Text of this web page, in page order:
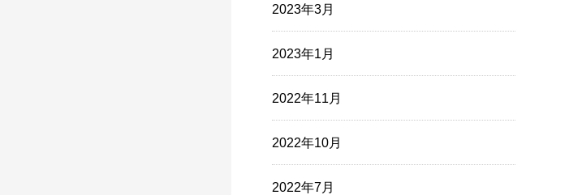
2023年3月
2023年1月
2022年11月
2022年10月
2022年7月